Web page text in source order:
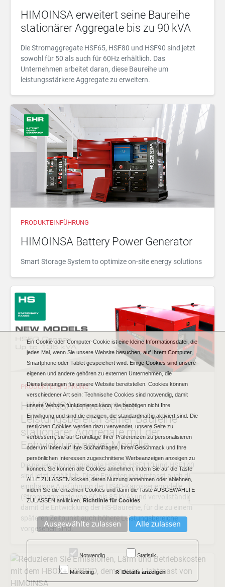
HIMOINSA erweitert seine Baureihe
stationärer Aggregate bis zu 90 kVA
Die Stromaggregate HSF65, HSF80 und HSF90 sind jetzt
sowohl für 50 als auch für 60Hz erhältlich. Das
Unternehmen arbeitet daran, diese Baureihe um
leistungsstärkere Aggregate zu erweitern.
PRODUKTEINFÜHRUNG
HIMOINSA Battery Power Generator
Smart Storage System to optimize on-site energy solutions
PRODUKTEINFÜHRUNG
HIMOINSA erweitert den
Leistungsbereich seiner Baureihe
stationärer Aggregate mit der
Entwicklung neuer Modelle
Die neuen Stromaggregate HSF95, HSF110 und HSF140
sind jetzt erhältlich. Diese Erweiterung umfasst auch die
einphasige Ausführung der HS40-Karosseriemodelle
(Stromaggregate von 60 bis 85 kVA) und vervollständigt
damit die Entwicklung der HS-Baureihe, für die zu einem
späteren Zeitpunkt auch höhere Leistungsbereiche
vorgesehen sind.
Ein Cookie oder Computer-Cookie ist eine kleine Informationsdatei, die
jedes Mal, wenn Sie unsere Website besuchen, auf Ihrem Computer,
Smartphone oder Tablet gespeichert wird. Einige Cookies sind unsere
eigenen und andere gehören zu externen Unternehmen, die
Dienstleistungen für unsere Website bereitstellen. Cookies können
verschiedener Art sein: Technische Cookies sind notwendig, damit
unsere Website funktionieren kann, sie benötigen nicht Ihre
Einwilligung und sind die einzigen, die standardmäßig aktiviert sind. Die
restlichen Cookies werden dazu verwendet, unsere Seite zu
verbessern, sie auf Grundlage Ihrer Präferenzen zu personalisieren
oder um Ihnen auf Ihre Suchanfragen, Ihren Geschmack und Ihre
persönlichen Interessen zugeschnittene Werbeanzeigen anzeigen zu
können. Sie können alle Cookies annehmen, indem Sie auf die Taste
ALLE ZULASSEN klicken, deren Nutzung annehmen oder ablehnen,
indem Sie die einzelnen Cookies und dann die Taste AUSGEWÄHLTE
ZULASSEN anklicken.Richtlinie für Cookies
Notwendig Statistik
Marketing Details anzeigen